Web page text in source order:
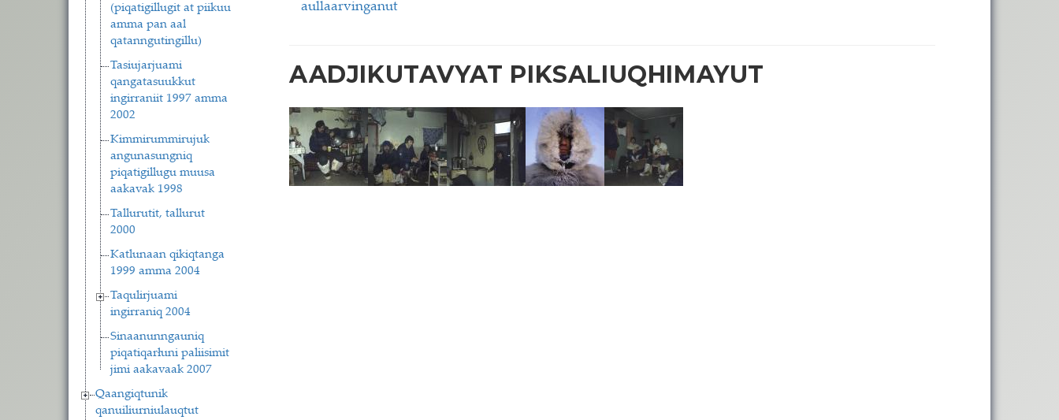
(piqatigillugit at piikuu
amma pan aal
qatanngutingillu)
Tasiujarjuami
qangatasuukkut
ingirraniit 1997 amma
2002
Kimmirummirujuk
angunasungniq
piqatigillugu muusa
aakavak 1998
Tallurutit, tallurut
2000
Katlunaan qikiqtanga
1999 amma 2004
Taqulirjuami
ingirraniq 2004
Sinaanunngauniq
piqatiqarłuni paliisimit
jimi aakavaak 2007
Qaangiqtunik
qanuiliurniulauqtut
aullaarvinganut
AADJIKUTAVYAT PIKSALIUQHIMAYUT